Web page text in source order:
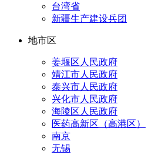
台湾省
新疆生产建设兵团
地市区
姜堰区人民政府
靖江市人民政府
泰兴市人民政府
兴化市人民政府
海陵区人民政府
医药高新区（高港区）
南京
无锡